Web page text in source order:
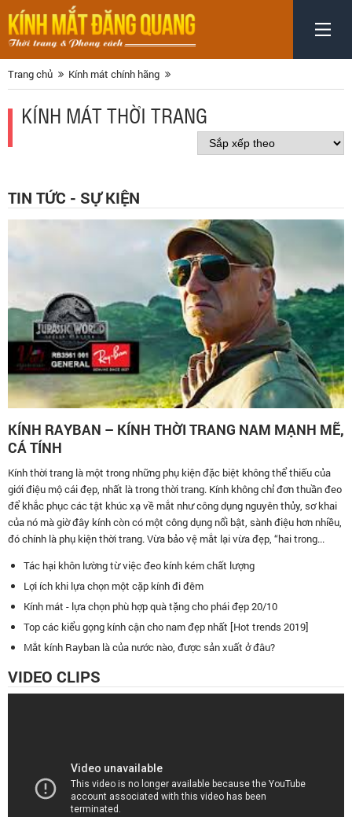
Trang chủ Kính mát chính hãng
KÍNH MÁT THỜI TRANG
TIN TỨC - SỰ KIỆN
KÍNH RAYBAN – KÍNH THỜI TRANG NAM MẠNH MẼ,
CÁ TÍNH
Kính thời trang là một trong những phụ kiện đặc biệt không thể thiếu của
giới điệu mộ cái đẹp, nhất là trong thời trang. Kính không chỉ đơn thuần đeo
để khắc phục các tật khúc xạ về mắt như công dụng nguyên thủy, sơ khai
của nó mà giờ đây kính còn có một công dụng nổi bật, sành điệu hơn nhiều,
đó chính là phụ kiện thời trang. Vừa bảo vệ mắt lại vừa đẹp, “hai trong...
Tác hại khôn lường từ việc đeo kính kém chất lượng
Lợi ích khi lựa chọn một cặp kính đi đêm
Kính mát - lựa chọn phù hợp quà tặng cho phái đẹp 20/10
Top các kiểu gọng kính cận cho nam đẹp nhất [Hot trends 2019]
Mắt kính Rayban là của nước nào, được sản xuất ở đâu?
VIDEO CLIPS